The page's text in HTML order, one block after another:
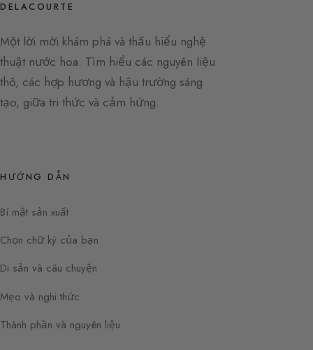
DELACOURTE
Một lời mời khám phá và thấu hiểu nghệ
thuật nước hoa. Tìm hiểu các nguyên liệu
thô, các hợp hương và hậu trường sáng
tạo, giữa tri thức và cảm hứng.
HƯỚNG DẪN
Bí mật sản xuất
Chọn chữ ký của bạn
Di sản và câu chuyện
Mẹo và nghi thức
Thành phần và nguyên liệu